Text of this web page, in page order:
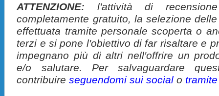
ATTENZIONE: l'attività di
completamente gratuito, la selezione
effettuata tramite personale scoperta o
terzi e si pone l'obiettivo di far risaltare e
impegnano più di altri nell'offrire un
e/o salutare. Per salvaguardare
contribuireseguendomi sui social o